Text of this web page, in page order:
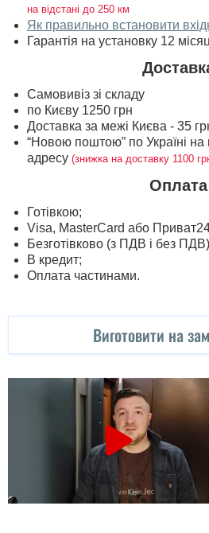
на відстані до 250 км
Як правильно встановити
Гарантія на установку 12
Самовивіз зі складу
по Києву 1250 грн
Доставка за межі Києва - 35
“Новою поштою” по Україні на
адресу (знижка на доставку 1100
Оплата
Готівкою;
Visa, MasterСard або
Безготівково (з ПДВ і без
В кредит;
Оплата частинами.
Виготовити на